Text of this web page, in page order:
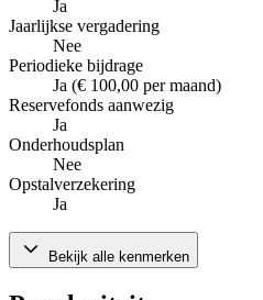
Ja
Jaarlijkse vergadering
Nee
Periodieke bijdrage
Ja (€ 100,00 per maand)
Reservefonds aanwezig
Ja
Onderhoudsplan
Nee
Opstalverzekering
Ja
Bekijk alle kenmerken